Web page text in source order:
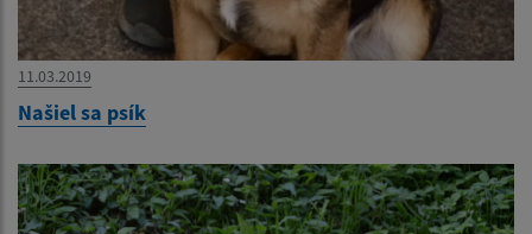
11.03.2019
Našiel sa psík